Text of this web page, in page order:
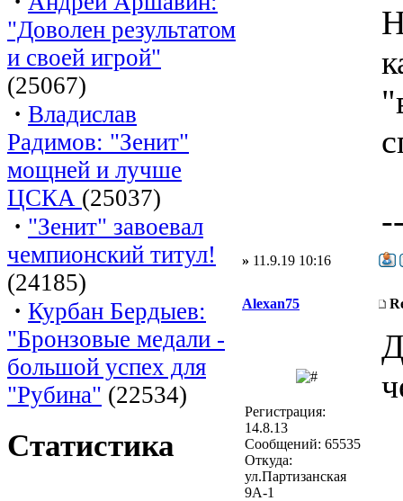
"Доволен результатом
и своей игрой"
(25067)
· Владислав
Радимов: "Зенит"
мощней и лучше
ЦСКА (25037)
· "Зенит" завоевал
чемпионский титул!
(24185)
· Курбан Бердыев:
"Бронзовые медали -
большой успех для
"Рубина" (22534)
Статистика
» 11.9.19 10:16
Alexan75
Регистрация:
14.8.13
Сообщений: 65535
Откуда:
ул.Партизанская
9А-1